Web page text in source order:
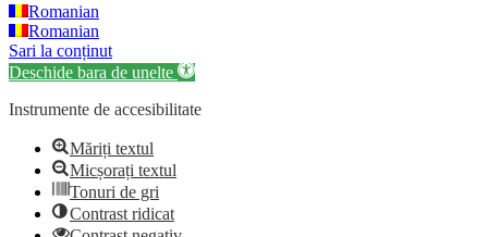
Romanian
Romanian
Sari la conținut
Deschide bara de unelte
Instrumente de accesibilitate
Măriți textul
Micșorați textul
Tonuri de gri
Contrast ridicat